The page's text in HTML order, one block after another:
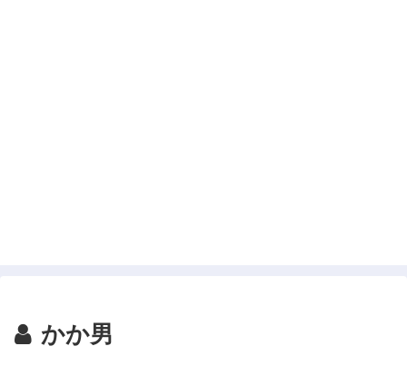
かか男